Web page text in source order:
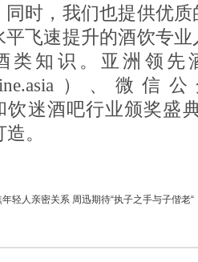
时，我们也提供优
飞速提升的酒饮专
类知识。亚洲领先
）、微信
饮迷酒吧行业颁奖盛
。
轻人亲密关系 周迅期待“执子之手与子偕老“